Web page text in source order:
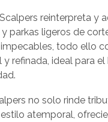
reinterpreta y
parkas ligeros de
todo ello
refinada, ideal para
no solo rinde
atemporal,